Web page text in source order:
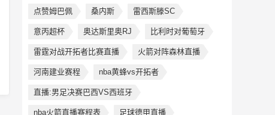
点赞姆巴佩 桑内斯 雷西斯滕SC
意丙超杯 奥达斯里奥RJ 比利时对葡萄牙
雷霆对战开拓者比赛直播 火箭对阵森林直播
河南建业赛程 nba黄蜂vs开拓者
直播:男足决赛巴西VS西班牙
nba火箭直播赛程表 足球德甲直播